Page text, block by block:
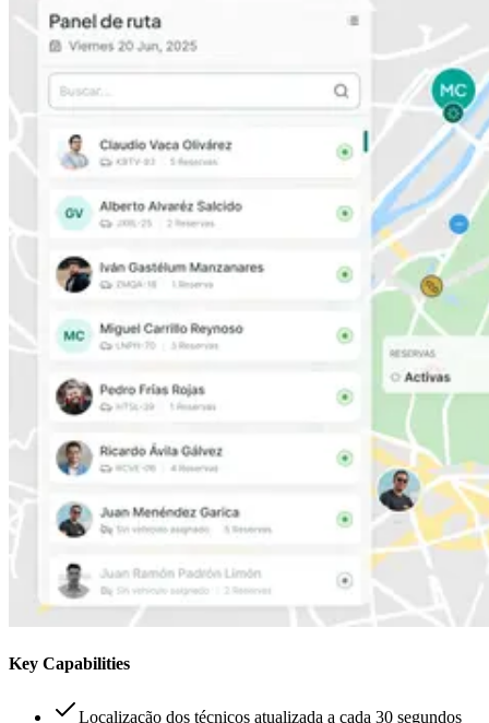
Key Capabilities
Localização dos técnicos atualizada a cada 30 segundos